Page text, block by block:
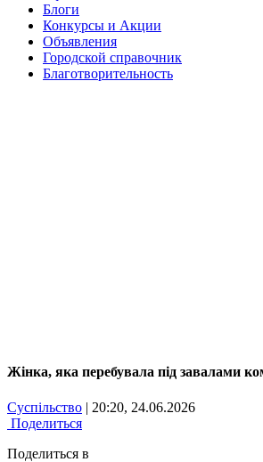
Блоги
Конкурсы и Акции
Объявления
Городской справочник
Благотворительность
Жінка, яка перебувала під завалами
Суспільство | 20:20, 24.06.2026
Поделиться
Поделиться в